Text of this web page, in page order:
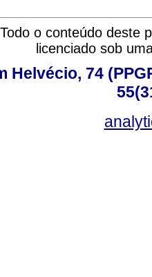
Todo o conteúdo deste
licenciado sob
Helvécio, 74